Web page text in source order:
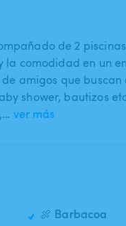
de 2
comodidad en un
amigos que
shower​,​ bautizos
ver más
🍖 Barbacoa